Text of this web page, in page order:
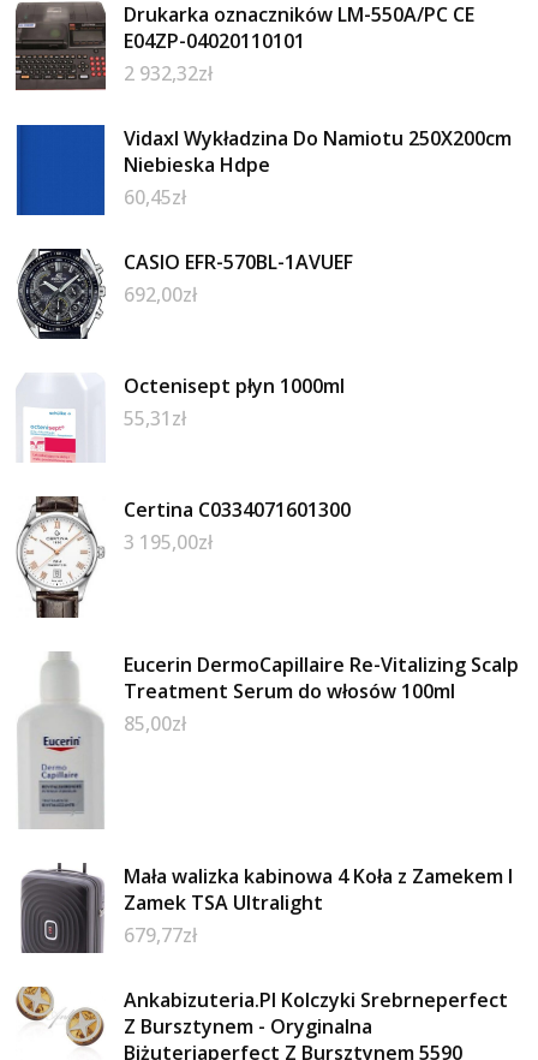
Drukarka oznaczników LM-550A/PC CE
E04ZP-04020110101
2 932,32zł
Vidaxl Wykładzina Do Namiotu 250X200cm
Niebieska Hdpe
60,45zł
CASIO EFR-570BL-1AVUEF
692,00zł
Octenisept płyn 1000ml
55,31zł
Certina C0334071601300
3 195,00zł
Eucerin DermoCapillaire Re-Vitalizing Scalp
Treatment Serum do włosów 100ml
85,00zł
Mała walizka kabinowa 4 Koła z Zamekem I
Zamek TSA Ultralight
679,77zł
Ankabizuteria.Pl Kolczyki Srebrneperfect
Z Bursztynem - Oryginalna
Biżuteriaperfect Z Bursztynem 5590